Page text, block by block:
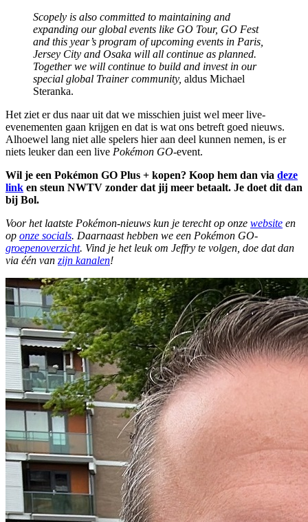
Scopely is also committed to maintaining and
expanding our global events like GO Tour, GO Fest
and this year’s program of upcoming events in Paris,
Jersey City and Osaka will all continue as planned.
Together we will continue to build and invest in our
special global Trainer community, aldus Michael
Steranka.
Het ziet er dus naar uit dat we misschien juist wel meer live-
evenementen gaan krijgen en dat is wat ons betreft goed nieuws.
Alhoewel lang niet alle spelers hier aan deel kunnen nemen, is er
niets leuker dan een live Pokémon GO-event.
Wil je een Pokémon GO Plus + kopen? Koop hem dan via deze
link en steun NWTV zonder dat jij meer betaalt. Je doet dit dan
bij Bol.
Voor het laatste Pokémon-nieuws kun je terecht op onze website en
op onze socials. Daarnaast hebben we een Pokémon GO-
groepenoverzicht. Vind je het leuk om Jeffry te volgen, doe dat dan
via één van zijn kanalen!